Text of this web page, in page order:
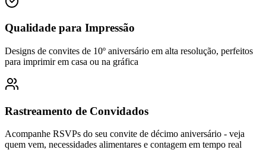
Qualidade para Impressão
Designs de convites de 10º aniversário em alta resolução, perfeitos
para imprimir em casa ou na gráfica
Rastreamento de Convidados
Acompanhe RSVPs do seu convite de décimo aniversário - veja
quem vem, necessidades alimentares e contagem em tempo real